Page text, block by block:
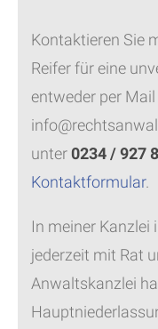
Kontaktieren Sie
Reifer für eine
entweder per Mail
unter0234 / 927
Kontaktformular.
In meiner Kanzlei
jederzeit mit Rat
Anwaltskanzlei